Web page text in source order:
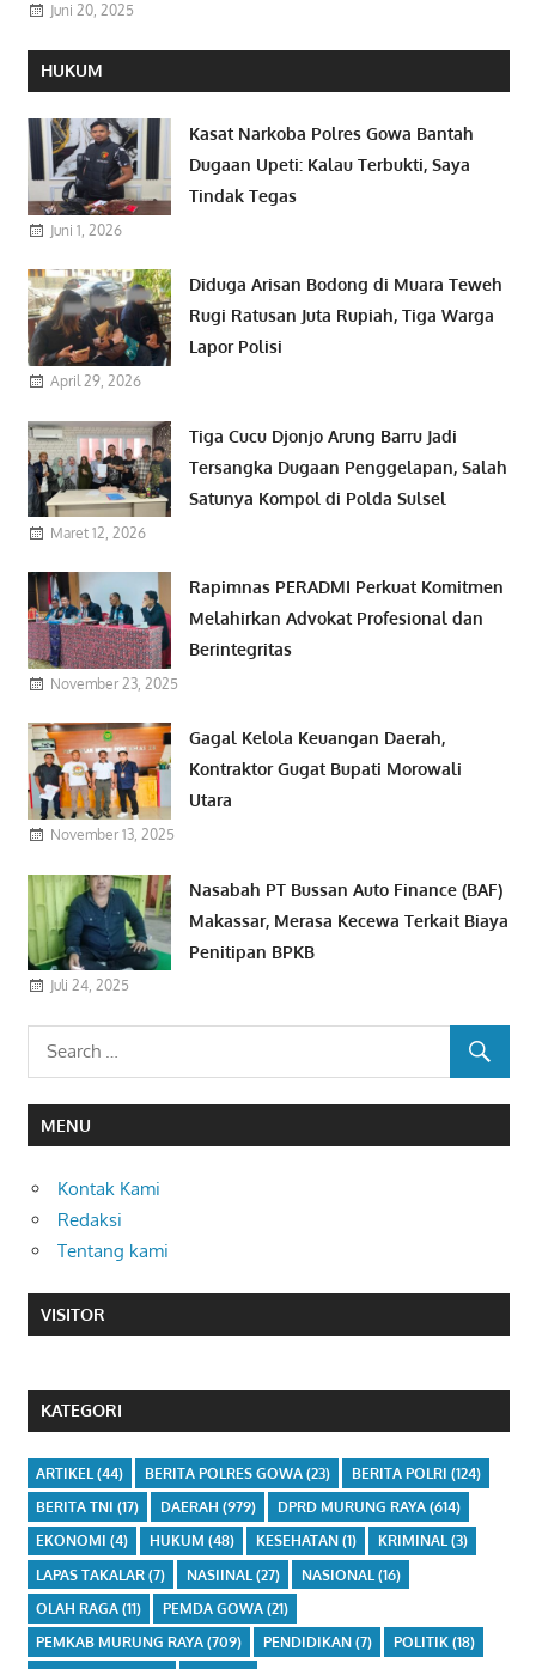
Juni 20, 2025
HUKUM
Kasat Narkoba Polres Gowa Bantah
Dugaan Upeti: Kalau Terbukti, Saya
Tindak Tegas
Juni 1, 2026
Diduga Arisan Bodong di Muara Teweh
Rugi Ratusan Juta Rupiah, Tiga Warga
Lapor Polisi
April 29, 2026
Tiga Cucu Djonjo Arung Barru Jadi
Tersangka Dugaan Penggelapan, Salah
Satunya Kompol di Polda Sulsel
Maret 12, 2026
Rapimnas PERADMI Perkuat Komitmen
Melahirkan Advokat Profesional dan
Berintegritas
November 23, 2025
Gagal Kelola Keuangan Daerah,
Kontraktor Gugat Bupati Morowali
Utara
November 13, 2025
Nasabah PT Bussan Auto Finance (BAF)
Makassar, Merasa Kecewa Terkait Biaya
Penitipan BPKB
Juli 24, 2025
MENU
Kontak Kami
Redaksi
Tentang kami
VISITOR
KATEGORI
ARTIKEL(44) BERITA POLRES GOWA(23) BERITA POLRI (124)
BERITA TNI (17) DAERAH (979) DPRD MURUNG RAYA(614)
EKONOMI (4) HUKUM (48) KESEHATAN(1) KRIMINAL(3)
LAPAS TAKALAR(7) NASIINAL (27) NASIONAL (16)
OLAH RAGA(11) PEMDA GOWA(21)
PEMKAB MURUNG RAYA(709) PENDIDIKAN(7) POLITIK(18)